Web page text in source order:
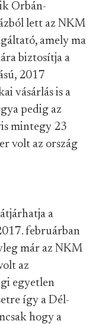
Orbán-
lett az NKM
amely ma
biztosítja a
2017
vásárlás is a
pedig az
mintegy 23
volt az ország
a
februárban
már az NKM
az
egyetlen
így a Dél-
hogy a